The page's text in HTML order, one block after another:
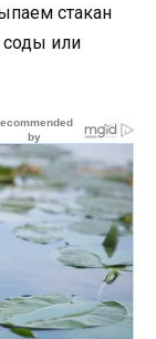
стакан
или